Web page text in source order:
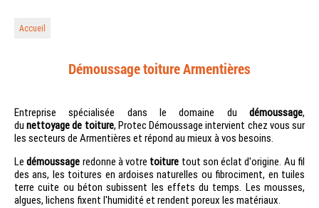
Accueil
Démoussage toiture Armentières
Entreprise spécialisée dans le domaine du démoussage,
dunettoyagede toiture, Protec Démoussage intervient chez vous sur
les secteurs de Armentières et répond au mieux à vos besoins.
Le démoussage redonne à votre toiture tout son éclat d'origine. Au fil
des ans, les toitures en ardoises naturelles ou fibrociment, en tuiles
terre cuite ou béton subissent les effets du temps. Les mousses,
algues, lichens fixent l'humidité et rendent poreux les matériaux.